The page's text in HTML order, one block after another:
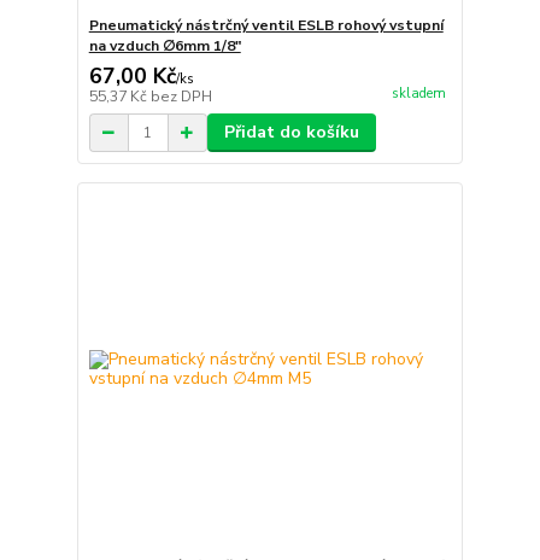
Pneumatický nástrčný ventil ESLB rohový vstupní
na vzduch ∅6mm 1/8"
67,00 Kč/ks
55,37 Kč bez DPH skladem
Přidat do košíku